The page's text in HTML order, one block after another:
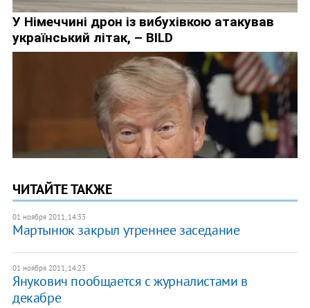
ЧИТАЙТЕ ТАКЖЕ
01 ноября 2011, 14:33
Мартынюк закрыл утреннее заседание
01 ноября 2011, 14:23
Янукович пообщается с журналистами в
декабре